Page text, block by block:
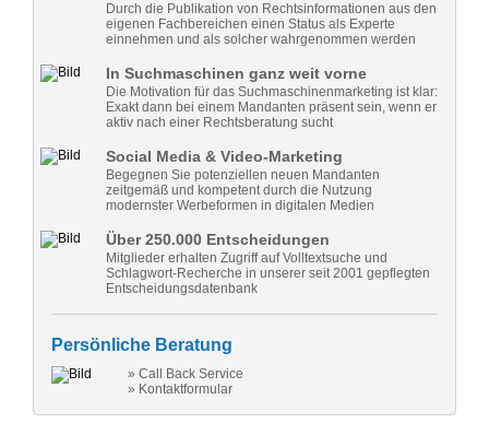
Durch die Publikation von Rechtsinformationen aus den
eigenen Fachbereichen einen Status als Experte
einnehmen und als solcher wahrgenommen werden
In Suchmaschinen ganz weit vorne
Die Motivation für das Suchmaschinenmarketing ist klar:
Exakt dann bei einem Mandanten präsent sein, wenn er
aktiv nach einer Rechtsberatung sucht
Social Media & Video-Marketing
Begegnen Sie potenziellen neuen Mandanten
zeitgemäß und kompetent durch die Nutzung
modernster Werbeformen in digitalen Medien
Über 250.000 Entscheidungen
Mitglieder erhalten Zugriff auf Volltextsuche und
Schlagwort-Recherche in unserer seit 2001 gepflegten
Entscheidungsdatenbank
Persönliche Beratung
» Call Back Service
» Kontaktformular